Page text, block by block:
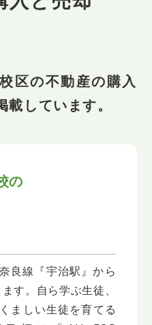
区の不動産の購入
しています。
の
良線『宇治駅』から
す。自ら学ぶ生徒、
ましい生徒を育てる